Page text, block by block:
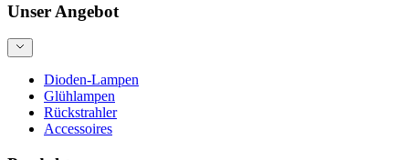
Unser Angebot
Dioden-Lampen
Glühlampen
Rückstrahler
Accessoires